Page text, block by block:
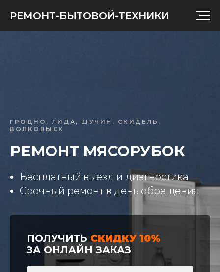
РЕМОНТ-БЫТОВОЙ-ТЕХНИКИ
ГРОДНО, ЛИДА, ЩУЧИН, СКИДЕЛЬ,
ВОЛКОВЫСК
РЕМОНТ МЯСОРУБОК
Бесплатный выезд и диагностика
Срочный ремонт в день обращения
ПОЛУЧИТЬ СКИДКУ 10%
ЗА ОНЛАЙН ЗАКАЗ